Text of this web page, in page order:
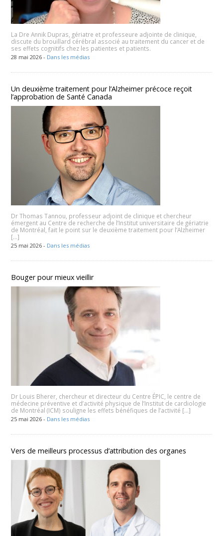
La Dre Annik Dupras, gériatre et professeure adjointe de clinique,
discute du brouillard cérébral associé au traitement du cancer et de
ses effets cognitifs chez les patientes et patients.
28 mai 2026 - Dans les médias
Un deuxième traitement pour l’Alzheimer précoce reçoit
l’approbation de Santé Canada
Dr Thomas Tannou, professeur adjoint de clinique et chercheur
émergent au Centre de recherche de l’Institut universitaire de gériatrie
de Montréal, fait le point sur le deuxième traitement pour l’Alzheimer
[…]
25 mai 2026 - Dans les médias
Bouger pour mieux vieillir
Dr Louis Bherer, chercheur et directeur du Centre ÉPIC, le centre de
médecine préventive et d’activité physique de l’Institut de cardiologie
de Montréal (ICM) souligne les effets bénéfiques de l’activité […]
25 mai 2026 - Dans les médias
Vers de meilleurs processus d’attribution des organes